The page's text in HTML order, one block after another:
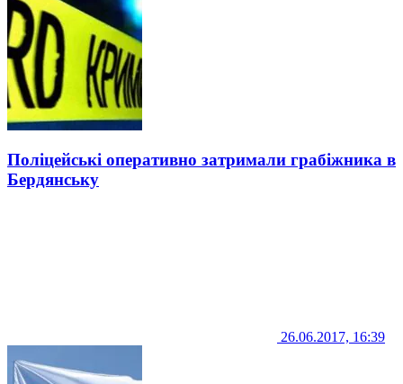
Поліцейські оперативно затримали грабіжника в
Бердянську
26.06.2017, 16:39